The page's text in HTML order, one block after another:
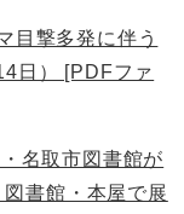
目撃多発に伴う
日） [PDFファ
名取市図書館が
書館・本屋で展